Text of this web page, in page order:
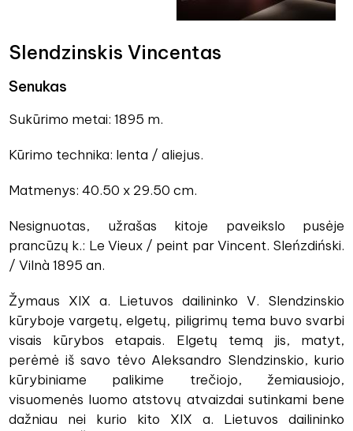
Slendzinskis Vincentas
Senukas
Sukūrimo metai: 1895 m.
Kūrimo technika: lenta / aliejus.
Matmenys: 40.50 x 29.50 cm.
Nesignuotas, užrašas kitoje paveikslo pusėje
prancūzų k.: Le Vieux / peint par Vincent. Sleńzdiński.
/ Vilnà 1895 an.
Žymaus XIX a. Lietuvos dailininko V. Slendzinskio
kūryboje vargetų, elgetų, piligrimų tema buvo svarbi
visais kūrybos etapais. Elgetų temą jis, matyt,
perėmė iš savo tėvo Aleksandro Slendzinskio, kurio
kūrybiniame palikime trečiojo, žemiausiojo,
visuomenės luomo atstovų atvaizdai sutinkami bene
dažniau nei kurio kito XIX a. Lietuvos dailininko